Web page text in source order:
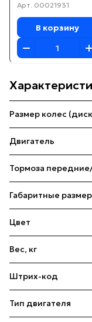
Арт. 00021931
В корзину
Размер колес
Двигатель
Тормоза
Габаритные
Цвет
Вес, кг
Штрих-код
Тип двигателя